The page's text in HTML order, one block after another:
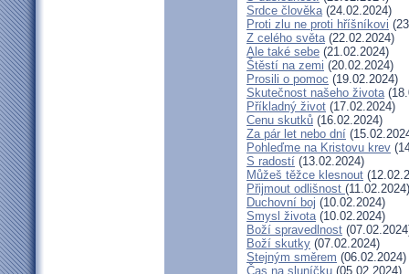
Srdce člověka(24.02.2024)
Proti zlu ne proti hříšníkovi
Z celého světa(22.02.2024)
Ale také sebe (21.02.2024)
Štěstí na zemi (20.02.2024)
Prosili o pomoc (19.02.2024)
Skutečnost našeho života
Příkladný život (17.02.2024)
Cenu skutků (16.02.2024)
Za pár let nebo dní
Pohleďme na Kristovu krev
S radostí (13.02.2024)
Můžeš těžce klesnout
Přijmout odlišnost (11.02.2024)
Duchovní boj (10.02.2024)
Smysl života(10.02.2024)
Boží spravedlnost
Boží skutky (07.02.2024)
Stejným směrem (06.02.2024)
Čas na sluníčku (05.02.2024)